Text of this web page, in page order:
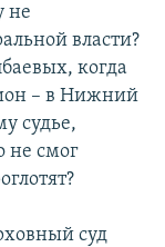
не
власти?
когда
– в Нижний
судье,
не смог
суд